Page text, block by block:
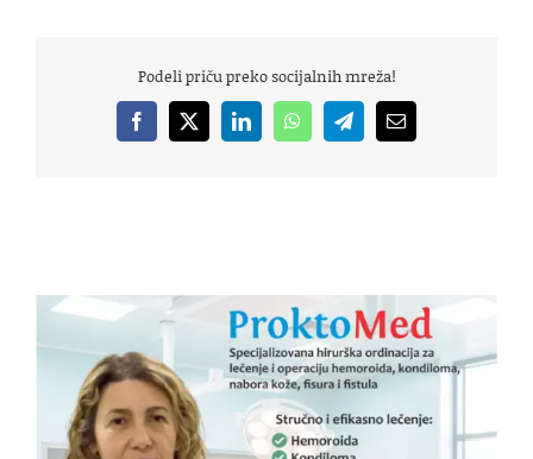
Podeli priču preko socijalnih mreža!
Facebook
X LinkedInWhatsAppTelegramEmail